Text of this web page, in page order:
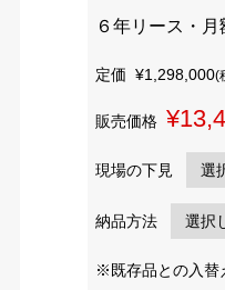
６年リース・月
定価 ¥1,298,000(
販売価格
現場の下見
納品方法
※既存品との入替